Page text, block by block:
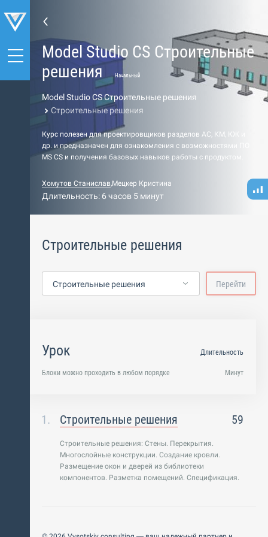
Model Studio CS Строительные
решения
Начальный
Model Studio CS Строительные решения
Строительные решения
Курс полезен для проектировщиков разделов АС, КМ, КЖ и
др. и предназначен для ознакомления с возможностями ПО
МS СS и получения базовых навыков работы c продуктом.
Хомутов Станислав,Мецкер Кристина
Длительность: 6 часов 5 минут
Строительные решения
Строительные решения Перейти
Урок
Блоки можно проходить в любом порядке
Длительность
Минут
Строительные решения 59
Строительные решения: Стены. Перекрытия.
Многослойные конструкции. Создание кровли.
Размещение окон и дверей из библиотеки
компонентов. Разметка помещений. Спецификация.